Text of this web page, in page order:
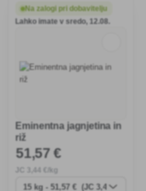
Na zalogi pri dobavitelju
Lahko imate v sredo, 12.08.
Eminentna jagnjetina in
riž
51,57 €
,44 €/kg